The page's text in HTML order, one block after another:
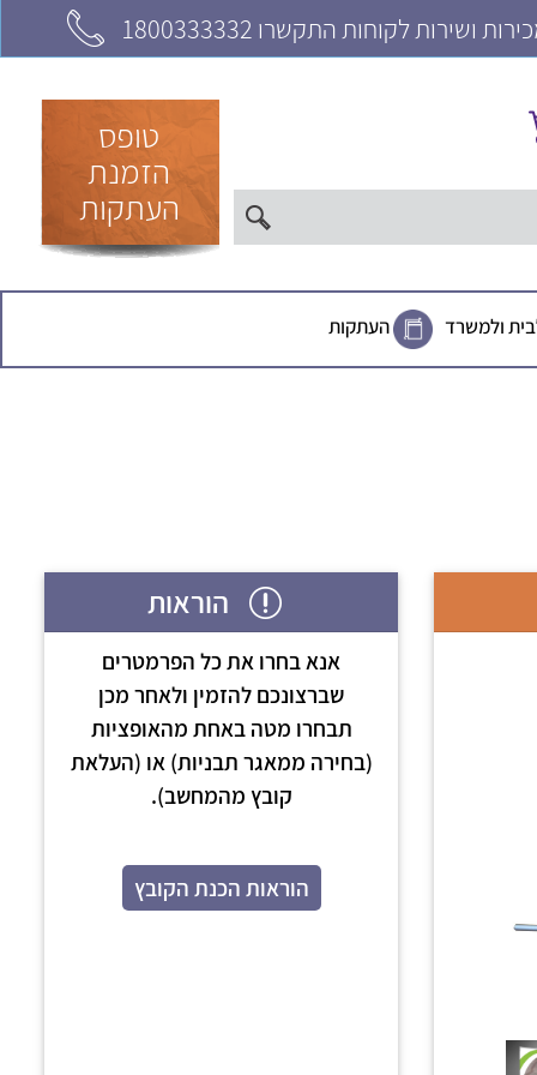
ושירות לקוחות התקשרו 1800333332
טופס
הזמנת
העתקות
ולמשרד העתקות
הוראות
אנא בחרו את כל הפרמטרים
שברצונכם להזמין ולאחר מכן
תבחרו מטה באחת מהאופציות
(בחירה ממאגר תבניות) או (העלאת
קובץ מהמחשב).
הוראות הכנת הקובץ